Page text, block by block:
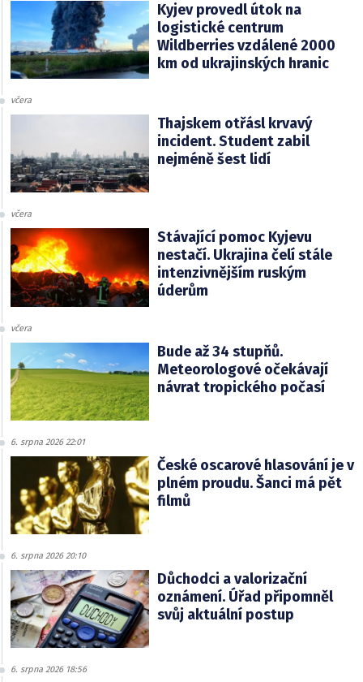
Kyjev provedl útok na
logistické centrum
Wildberries vzdálené 2000
km od ukrajinských hranic
včera
Thajskem otřásl krvavý
incident. Student zabil
nejméně šest lidí
včera
Stávající pomoc Kyjevu
nestačí. Ukrajina čelí stále
intenzivnějším ruským
úderům
včera
Bude až 34 stupňů.
Meteorologové očekávají
návrat tropického počasí
6. srpna 2026 22:01
České oscarové hlasování je v
plném proudu. Šanci má pět
filmů
6. srpna 2026 20:10
Důchodci a valorizační
oznámení. Úřad připomněl
svůj aktuální postup
6. srpna 2026 18:56